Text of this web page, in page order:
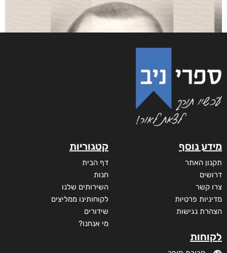
מידע נוסף
תקנון האתר
דרושים
צרו קשר
מדיניות פרטיות
הצהרת נגישות
לקוחות
קטגוריות
דף הבית
חנות
השירותים שלנו
לקוחותינו ממליצים
שידורים
מי אנחנו?